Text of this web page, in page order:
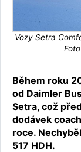
Vozy Setra
Během roku
od Daimler
Setra, což
dodávek
roce.
517 HDH.